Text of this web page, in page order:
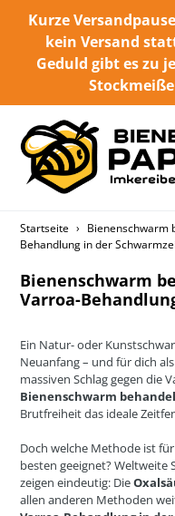
Kurze
kein Versand
Geduld gibt es zu
Startseite › Bienenschwarm
Behandlung in der
Bienenschwarm
Varroa-
Ein Natur- oder
Neuanfang – und für dich
massiven Schlag gegen die
Bienenschwarm
Brutfreiheit das ideale
Doch welche Methode ist
besten geeignet?
zeigen eindeutig: Die
allen anderen Methoden